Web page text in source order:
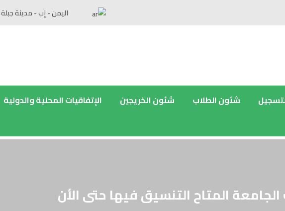
اليمن - إب - مدينة جبلة
شئون الطلاب شئون الخريجين الإتفاقيات المحلية والدولية
المتاح التنسيق فيها حتى الأن